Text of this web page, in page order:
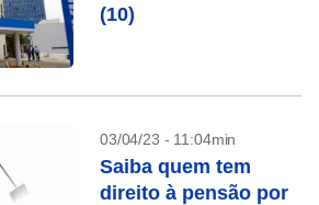
(10)
03/04/23 - 11:04min
Saiba quem tem
direito à pensão por